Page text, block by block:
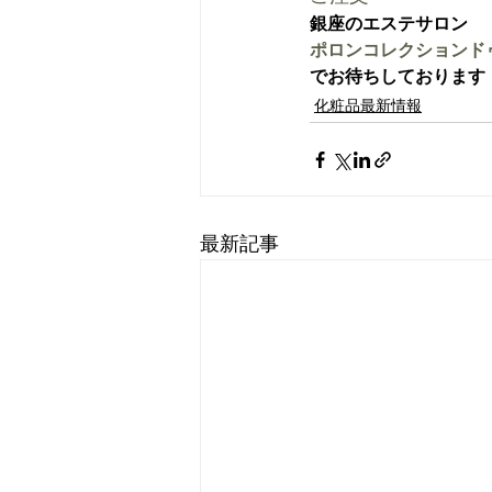
銀座のエステサロン
ポロンコレクションド
でお待ちしております
化粧品最新情報
最新記事